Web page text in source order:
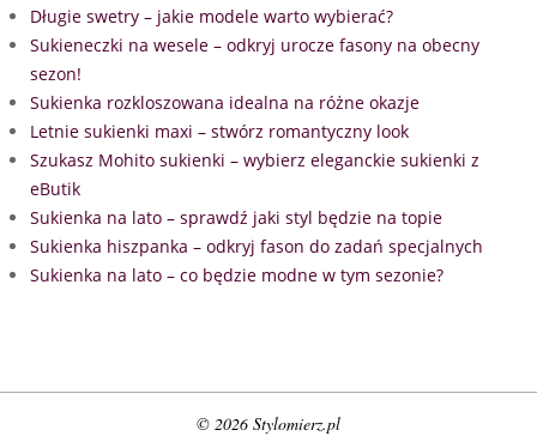
Długie swetry – jakie modele warto wybierać?
Sukieneczki na wesele – odkryj urocze fasony na obecny
sezon!
Sukienka rozkloszowana idealna na różne okazje
Letnie sukienki maxi – stwórz romantyczny look
Szukasz Mohito sukienki – wybierz eleganckie sukienki z
eButik
Sukienka na lato – sprawdź jaki styl będzie na topie
Sukienka hiszpanka – odkryj fason do zadań specjalnych
Sukienka na lato – co będzie modne w tym sezonie?
© 2026 Stylomierz.pl